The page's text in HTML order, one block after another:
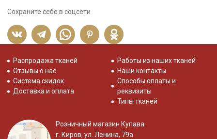
Сохраните себе в соцсети
Распродажа тканей
Отзывы о нас
Система скидок
Доставка и оплата
Работы из наших тканей
Наши контакты
Способы оплаты и
реквизиты
Типы тканей
Розничный магазин Купава
г. Киров, ул. Ленина, 79а